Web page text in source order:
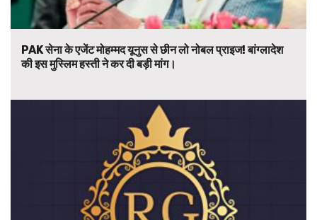
PAK सेना के एजेंट मोहम्मद यूनुस से छीन लो नोबल प्राइज! बांग्लादेश
की इस मुस्लिम हस्ती ने कर दी बड़ी मांग।